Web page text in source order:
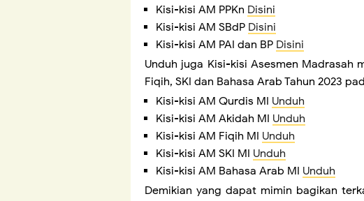
Kisi-kisi AM PPKn Disini
Kisi-kisi AM SBdP Disini
Kisi-kisi AM PAI dan BP Disini
Unduh juga Kisi-kisi Asesmen Madrasah
Fiqih, SKI dan Bahasa Arab Tahun 2023
Kisi-kisi AM Qurdis MI Unduh
Kisi-kisi AM Akidah MI Unduh
Kisi-kisi AM Fiqih MI Unduh
Kisi-kisi AM SKI MI Unduh
Kisi-kisi AM Bahasa Arab MI Unduh
Demikian yang dapat mimin bagikan